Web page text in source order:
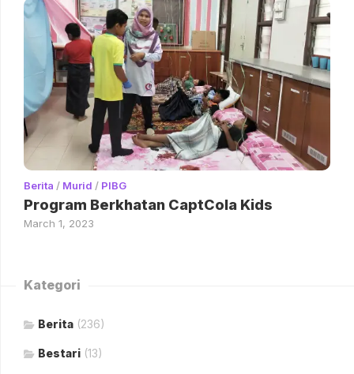
Berita / Murid / PIBG
Program Berkhatan CaptCola Kids
March 1, 2023
Kategori
Berita (236)
Bestari (13)